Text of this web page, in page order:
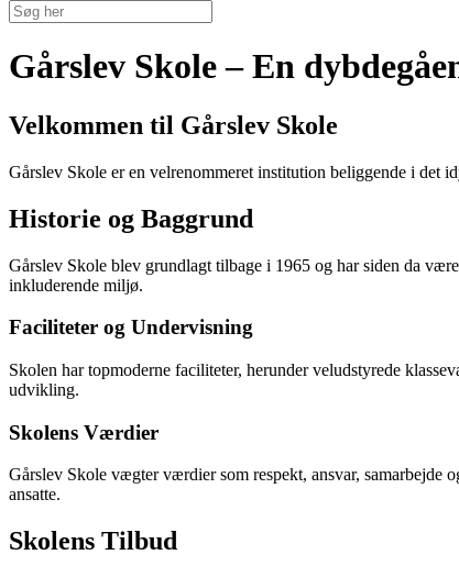
Gårslev Skole – En
Velkommen til Gårslev Skole
Gårslev Skole er en velrenommeret institution beliggende i det
Historie og Baggrund
Gårslev Skole blev grundlagt tilbage i 1965 og har siden da
inkluderende miljø.
Faciliteter og Undervisning
Skolen har topmoderne faciliteter, herunder veludstyrede
udvikling.
Skolens Værdier
Gårslev Skole vægter værdier som respekt, ansvar,
ansatte.
Skolens Tilbud